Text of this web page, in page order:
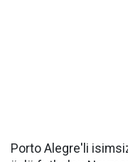
Porto Alegre'li isimsiz